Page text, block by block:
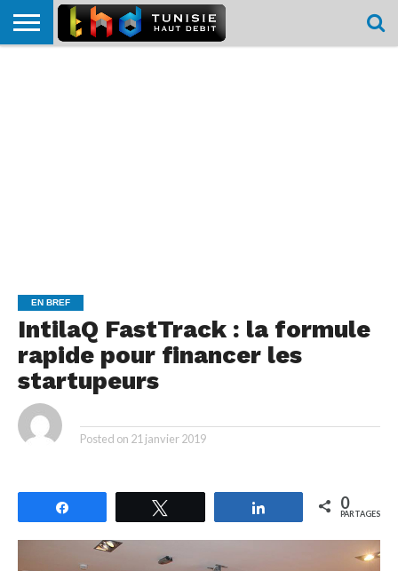
EN BREF
IntilaQ FastTrack : la formule
rapide pour financer les
startupeurs
Posted on 21 janvier 2019
Partagez 0
PARTAGES